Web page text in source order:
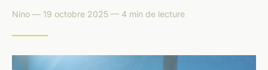
Nino — 19 octobre 2025 — 4 min de lecture